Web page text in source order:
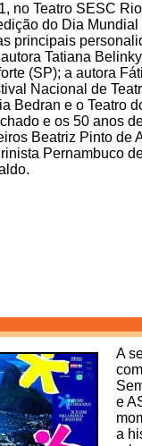
no Teatro SESC
do Dia
principais
Tatiana
(SP); a autora
Nacional de
Bedran e o Teatro
e os 50 anos
Beatriz Pinto de
Pernambuco
A
e
a